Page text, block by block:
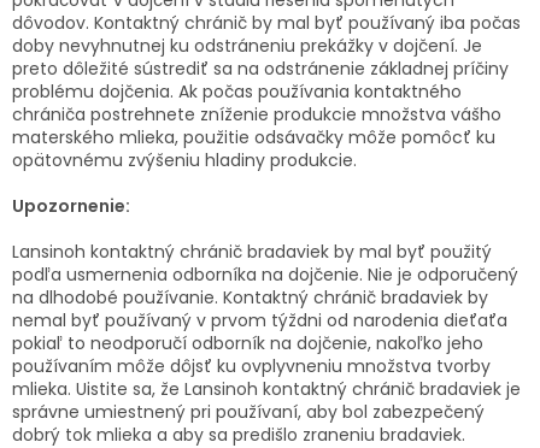
dôvodov. Kontaktný chránič by mal byť používaný iba počas
doby nevyhnutnej ku odstráneniu prekážky v dojčení. Je
preto dôležité sústrediť sa na odstránenie základnej príčiny
problému dojčenia. Ak počas používania kontaktného
chrániča postrehnete zníženie produkcie množstva vášho
materského mlieka, použitie odsávačky môže pomôcť ku
opätovnému zvýšeniu hladiny produkcie.
Upozornenie:
Lansinoh kontaktný chránič bradaviek by mal byť použitý
podľa usmernenia odborníka na dojčenie. Nie je odporučený
na dlhodobé používanie. Kontaktný chránič bradaviek by
nemal byť používaný v prvom týždni od narodenia dieťaťa
pokiaľ to neodporučí odborník na dojčenie, nakoľko jeho
používaním môže dôjsť ku ovplyvneniu množstva tvorby
mlieka. Uistite sa, že Lansinoh kontaktný chránič bradaviek je
správne umiestnený pri používaní, aby bol zabezpečený
dobrý tok mlieka a aby sa predišlo zraneniu bradaviek.